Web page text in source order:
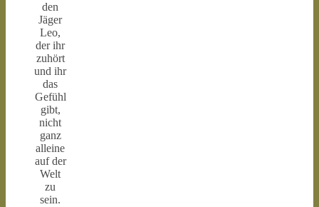
den
Jäger
Leo,
der ihr
zuhört
und ihr
das
Gefühl
gibt,
nicht
ganz
alleine
auf der
Welt
zu
sein.